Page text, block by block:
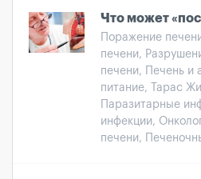
Что может
Поражение
печени,
печени, Печень и
питание, Тарас
Паразитарные
инфекции,
печени,